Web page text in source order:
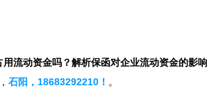
用流动资金吗？解析保函对企业流动资金的影
石阳，18683292210！ 。